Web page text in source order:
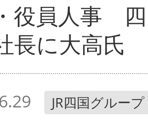
役員人事
に大高氏
JR四国グループ